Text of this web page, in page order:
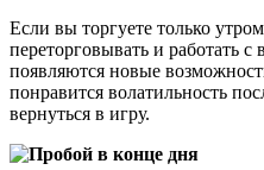
Если вы торгуете только
переторговывать и работать
появляются новые
понравится волатильность
вернуться в игру.